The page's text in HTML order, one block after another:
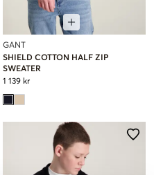
GANT
SHIELD COTTON HALF ZIP
SWEATER
1 139 kr